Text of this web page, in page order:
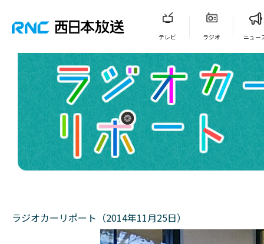
テレビ ラジオ ニュー
ラジオカーリポート（2014年11月25日）